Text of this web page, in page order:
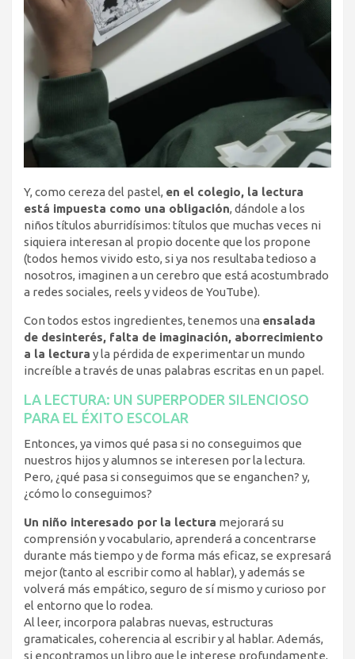
Y, como cereza del pastel, en el colegio, la lectura
está impuesta como una obligación, dándole a los
niños títulos aburridísimos: títulos que muchas veces ni
siquiera interesan al propio docente que los propone
(todos hemos vivido esto, si ya nos resultaba tedioso a
nosotros, imaginen a un cerebro que está acostumbrado
a redes sociales, reels y videos de YouTube).
Con todos estos ingredientes, tenemos una ensalada
de desinterés, falta de imaginación, aborrecimiento
a la lectura y la pérdida de experimentar un mundo
increíble a través de unas palabras escritas en un papel.
LA LECTURA: UN SUPERPODER SILENCIOSO
PARA EL ÉXITO ESCOLAR
Entonces, ya vimos qué pasa si no conseguimos que
nuestros hijos y alumnos se interesen por la lectura.
Pero, ¿qué pasa si conseguimos que se enganchen? y,
¿cómo lo conseguimos?
Un niño interesado por la lectura mejorará su
comprensión y vocabulario, aprenderá a concentrarse
durante más tiempo y de forma más eficaz, se expresará
mejor (tanto al escribir como al hablar), y además se
volverá más empático, seguro de sí mismo y curioso por
el entorno que lo rodea.
Al leer, incorpora palabras nuevas, estructuras
gramaticales, coherencia al escribir y al hablar. Además,
si encontramos un libro que le interese profundamente,